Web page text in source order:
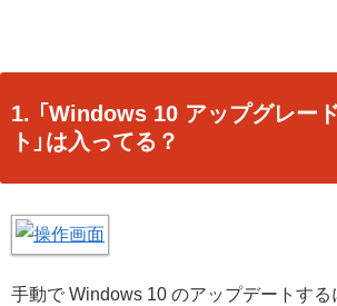
1. 「Windows 10 アップグレー
ト」は入ってる？
手動で Windows 10 のアップデートする